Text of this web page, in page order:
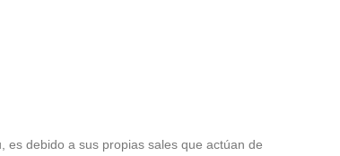
es debido a sus propias sales que actúan de